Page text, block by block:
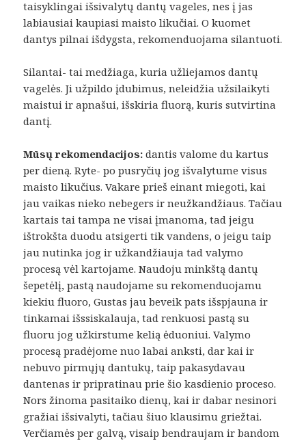
taisyklingai išsivalytų dantų vageles, nes į jas
labiausiai kaupiasi maisto likučiai. O kuomet
dantys pilnai išdygsta, rekomenduojama silantuoti.
Silantai- tai medžiaga, kuria užliejamos dantų
vagelės. Ji užpildo įdubimus, neleidžia užsilaikyti
maistui ir apnašui, išskiria fluorą, kuris sutvirtina
dantį.
Mūsų rekomendacijos:dantis valome du kartus
per dieną. Ryte- po pusryčių jog išvalytume visus
maisto likučius. Vakare prieš einant miegoti, kai
jau vaikas nieko nebegers ir neužkandžiaus. Tačiau
kartais tai tampa ne visai įmanoma, tad jeigu
ištrokšta duodu atsigerti tik vandens, o jeigu taip
jau nutinka jog ir užkandžiauja tad valymo
procesą vėl kartojame. Naudoju minkštą dantų
šepetėlį, pastą naudojame su rekomenduojamu
kiekiu fluoro, Gustas jau beveik pats išspjauna ir
tinkamai išssiskalauja, tad renkuosi pastą su
fluoru jog užkirstume kelią ėduoniui. Valymo
procesą pradėjome nuo labai anksti, dar kai ir
nebuvo pirmųjų dantukų, taip pakasydavau
dantenas ir pripratinau prie šio kasdienio proceso.
Nors žinoma pasitaiko dienų, kai ir dabar nesinori
gražiai išsivalyti, tačiau šiuo klausimu griežtai.
Verčiamės per galvą, visaip bendraujam ir bandom